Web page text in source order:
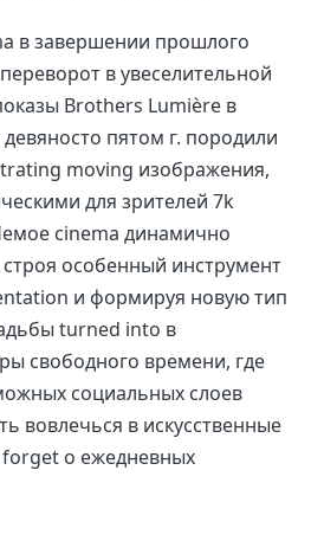
в завершении прошлого
в увеселительной
Brothers Lumière в
пятом г. породили
moving изображения,
для зрителей 7k
cinema динамично
особенный инструмент
и формируя новую тип
turned into в
свободного времени, где
социальных слоев
вовлечься в искусственные
о ежедневных